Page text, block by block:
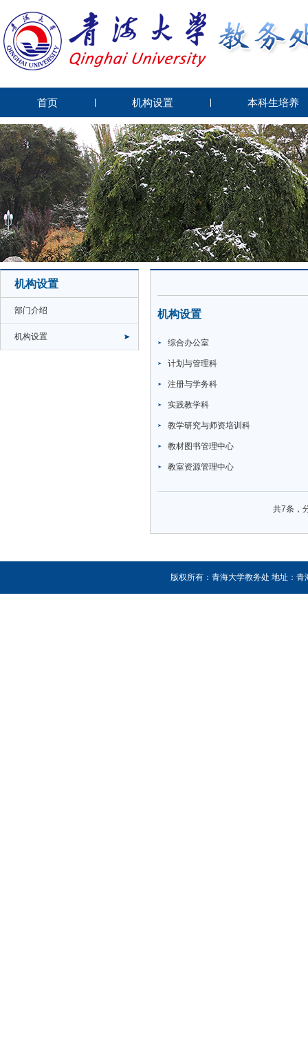
首页 机构设置 本科生培养
机构设置
部门介绍
机构设置
机构设置
综合办公室
计划与管理科
注册与学务科
实践教学科
教学研究与师资培训科
教材图书管理中心
教室资源管理中心
共7条，
版权所有：青海大学教务处 地址：青